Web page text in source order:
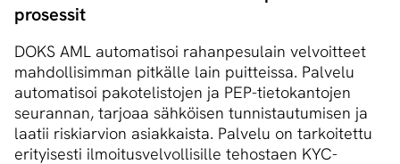
prosessit
DOKS AML automatisoi rahanpesulain velvoitteet
mahdollisimman pitkälle lain puitteissa. Palvelu
automatisoi pakotelistojen ja PEP-tietokantojen
seurannan, tarjoaa sähköisen tunnistautumisen ja
laatii riskiarvion asiakkaista. Palvelu on tarkoitettu
erityisesti ilmoitusvelvollisille tehostaen KYC-